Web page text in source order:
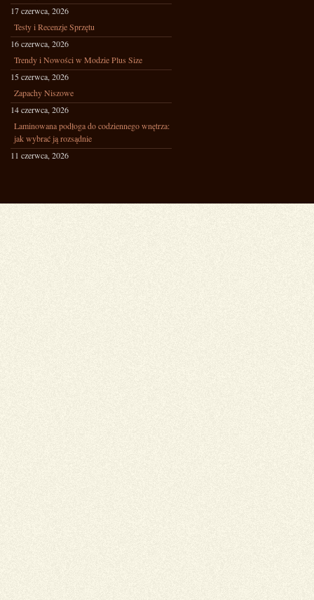
17 czerwca, 2026
Testy i Recenzje Sprzętu
16 czerwca, 2026
Trendy i Nowości w Modzie Plus Size
15 czerwca, 2026
Zapachy Niszowe
14 czerwca, 2026
Laminowana podłoga do codziennego wnętrza:
jak wybrać ją rozsądnie
11 czerwca, 2026